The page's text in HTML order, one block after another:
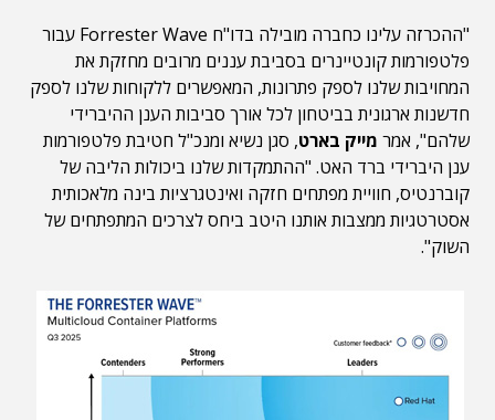
"ההכרזה עלינו כחברה מובילה בדו"ח Forrester Wave עבור
פלטפורמות קונטיינרים בסביבת עננים מרובים מחזקת את
המחויבות שלנו לספק פתרונות, המאפשרים ללקוחות שלנו לספק
חדשנות ארגונית בביטחון לכל אורך סביבות הענן ההיברידי
שלהם", אמר מייק בארט, סגן נשיא ומנכ"ל חטיבת פלטפורמות
ענן היברידי ברד האט. "ההתמקדות שלנו ביכולות הליבה של
קוברנטיס, חוויית מפתחים חזקה ואינטגרציות בינה מלאכותית
אסטרטגיות ממצבות אותנו היטב ביחס לצרכים המתפתחים של
השוק".